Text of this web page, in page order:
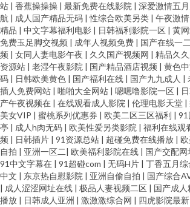
站 | 香蕉操操操 | 最新免费在线影院 | 深爱激情五
航 | 成人国产精品无码 |性综合欧美另类 | 午夜激
精品 | 中文字幕福利电影 | 日韩福利影院一区 | 黄
免费玉足脚交视频 | 成年人视频免费 | 国产在线一
频 | 女同人妻电影午夜 | 久久国产视频网 | 精品久
资源站 | 老湿午夜影院 | 国产精品酒店视频 | 黄色
码 | 日韩欧美黄色 | 国产福利在线 | 国产九九成人 |
插人免费网站 | 啪啪大全网站 | 嗯嗯噜影院一区 |
产午夜视频在 | 在线观看成人影院 | 伦理电影天堂 |
美女VIP | 蜜桃系列优惠券 | 欧美二区三区福利 | 91
亭 | 成人h肉无码 | 欧美性爱另类影院 | 福利在线观
频 | 日韩插片 | 91资源总站 | 超碰免费在线播放 |
自拍 | 亚洲一区二| 欧美福利影院在线 | 国产交配网
91中文字幕在 | 91超碰com | 无码H片 | 丁香五月
中文 | 东京热自慰影院 | 亚洲自偷自拍 | 国产综合
| 成人涩涩网址在线 | 极品人妻视频二区 | 国产成人
播放 | 日韩成人亚洲 | 激激激综合网 | 四虎影院最